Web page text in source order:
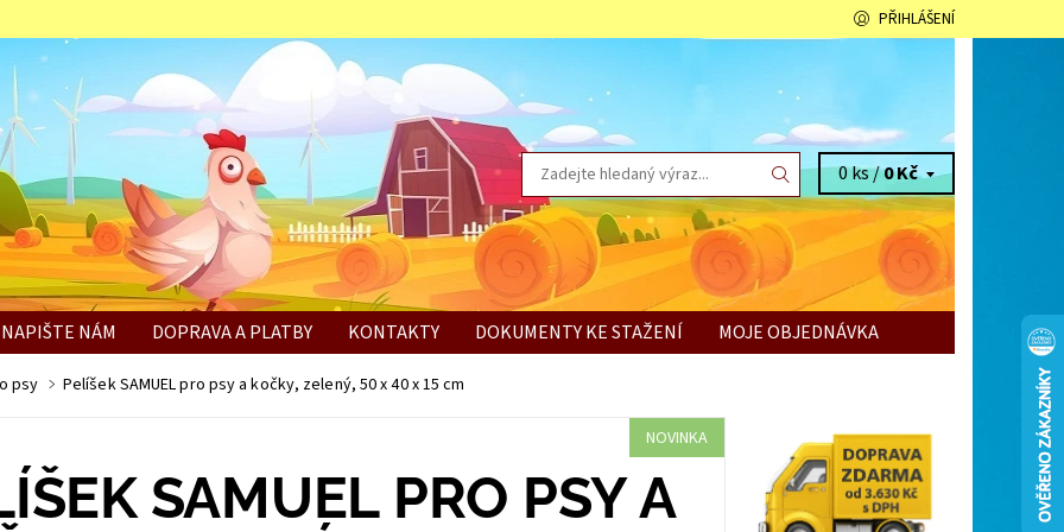
PŘIHLÁŠENÍ
0 ks /0 Kč
NAPIŠTE NÁM DOPRAVA A PLATBY KONTAKTY DOKUMENTY KE STAŽENÍ
MOJE OBJEDNÁVKA
psy Pelíšek SAMUEL pro psy a kočky, zelený, 50 x 40 x 15 cm
NOVINKA
SAMUEL PRO PSY A